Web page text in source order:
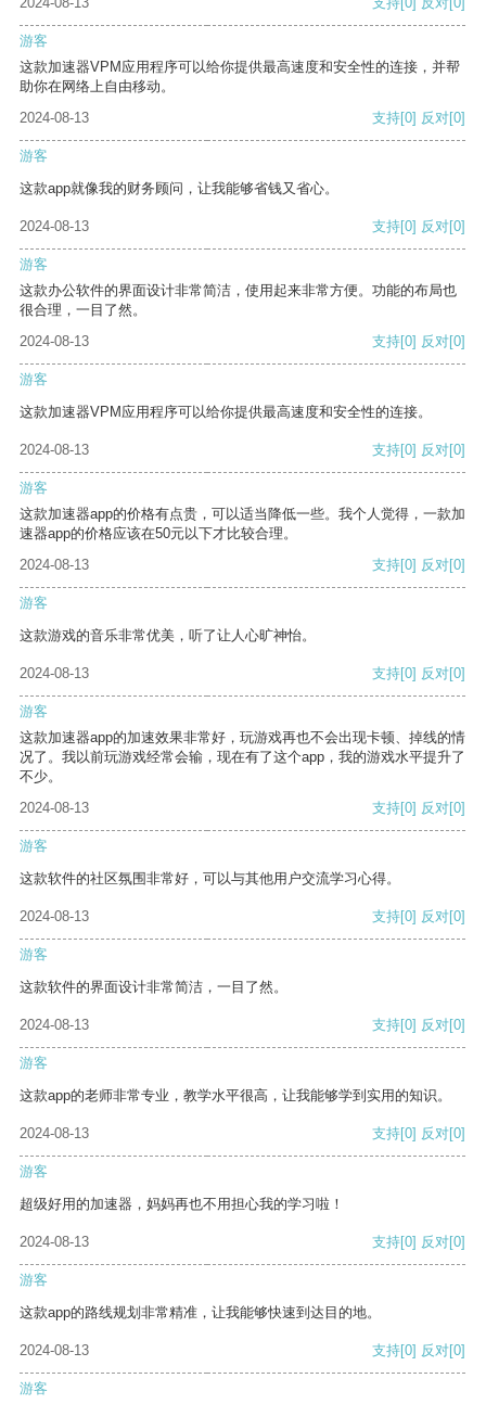
游客
这款加速器VPM应用程序可以给你提供最高速度和安全性的连接，并帮
助你在网络上自由移动。
2024-08-13
支持[0] 反对[0]
游客
这款app就像我的财务顾问，让我能够省钱又省心。
2024-08-13 支持[0] 反对[0]
游客
这款办公软件的界面设计非常简洁，使用起来非常方便。功能的布局也
很合理，一目了然。
2024-08-13
支持[0] 反对[0]
游客
这款加速器VPM应用程序可以给你提供最高速度和安全性的连接。
2024-08-13 支持[0] 反对[0]
游客
这款加速器app的价格有点贵，可以适当降低一些。我个人觉得，一款加
速器app的价格应该在50元以下才比较合理。
2024-08-13
支持[0] 反对[0]
游客
这款游戏的音乐非常优美，听了让人心旷神怡。
2024-08-13 支持[0] 反对[0]
游客
这款加速器app的加速效果非常好，玩游戏再也不会出现卡顿、掉线的情
况了。我以前玩游戏经常会输，现在有了这个app，我的游戏水平提升了
不少。
2024-08-13
支持[0] 反对[0]
游客
这款软件的社区氛围非常好，可以与其他用户交流学习心得。
2024-08-13 支持[0] 反对[0]
游客
这款软件的界面设计非常简洁，一目了然。
2024-08-13 支持[0] 反对[0]
游客
这款app的老师非常专业，教学水平很高，让我能够学到实用的知识。
2024-08-13 支持[0] 反对[0]
游客
超级好用的加速器，妈妈再也不用担心我的学习啦！
2024-08-13 支持[0] 反对[0]
游客
这款app的路线规划非常精准，让我能够快速到达目的地。
2024-08-13 支持[0] 反对[0]
游客